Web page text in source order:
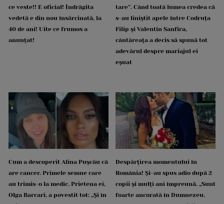
ce veste!! E oficial! Îndrăgita
vedetă e din nou însărcinată, la
40 de ani! Uite ce frumos a
anunțat!
tare”. Când toată lumea credea că
s-au liniștit apele între Codruța
Filip și Valentin Sanfira,
cântăreața a decis să spună tot
adevărul despre mariajul ei
eșuat
Cum a descoperit Alina Pușcău că
are cancer. Primele semne care
au trimis-o la medic. Prietena ei,
Olga Barcari, a povestit tot: „Și în
Despărțirea momentului în
România! Și-au spus adio după 2
copii și mulți ani împreună. „Sunt
foarte ancorată în Dumnezeu.